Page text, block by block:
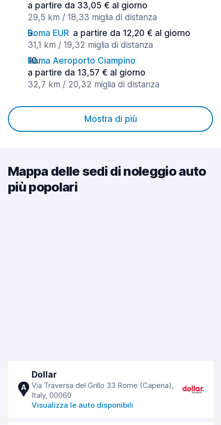
a partire da 33,05 € al giorno
29,5 km / 18,33 miglia di distanza
Roma EUR a partire da 12,20 € al giorno
31,1 km / 19,32 miglia di distanza
Roma Aeroporto Ciampino
a partire da 13,57 € al giorno
32,7 km / 20,32 miglia di distanza
Mostra di più
Mappa delle sedi di noleggio auto
più popolari
A
Dollar
Via Traversa del Grillo 33 Rome (Capena),
Italy, 00060
Visualizza le auto disponibili